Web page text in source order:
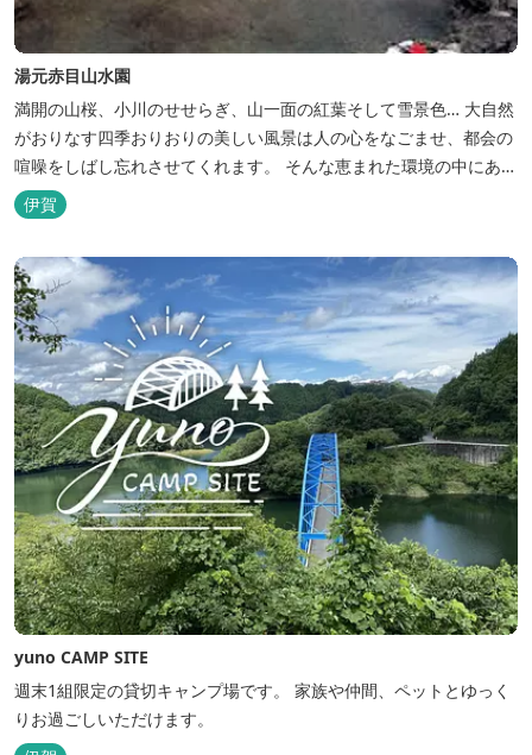
湯元赤目山水園
満開の山桜、小川のせせらぎ、山一面の紅葉そして雪景色… 大自然
がおりなす四季おりおりの美しい風景は人の心をなごませ、都会の
喧噪をしばし忘れさせてくれます。 そんな恵まれた環境の中にあ
る、純和風造りの閑静なたたずまい …それが赤目山水園です。 ま
た、赤目山水園の園内からこんこんと湧き出る天然温泉「赤目温泉
山の湯」は、肌にやさしい美人と健康の湯として大勢のお客様に喜
んでいただいておりま...
伊賀
yuno CAMP SITE
週末1組限定の貸切キャンプ場です。 家族や仲間、ペットとゆっく
りお過ごしいただけます。